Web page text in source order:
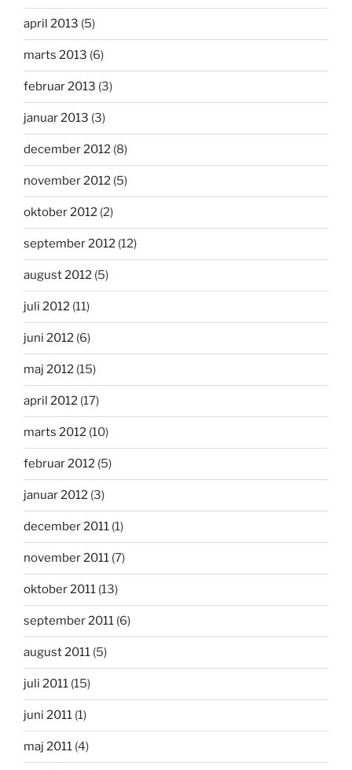
april 2013 (5)
marts 2013 (6)
februar 2013 (3)
januar 2013 (3)
december 2012 (8)
november 2012 (5)
oktober 2012 (2)
september 2012 (12)
august 2012 (5)
juli 2012 (11)
juni 2012 (6)
maj 2012 (15)
april 2012 (17)
marts 2012 (10)
februar 2012 (5)
januar 2012 (3)
december 2011 (1)
november 2011 (7)
oktober 2011 (13)
september 2011 (6)
august 2011 (5)
juli 2011 (15)
juni 2011 (1)
maj 2011 (4)